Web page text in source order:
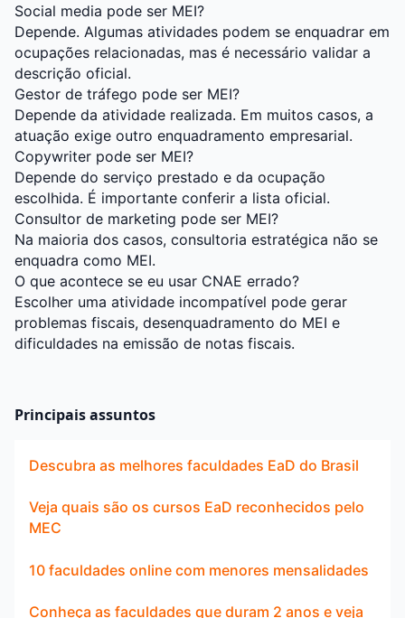
Social media pode ser MEI?
Depende. Algumas atividades podem se enquadrar em
ocupações relacionadas, mas é necessário validar a
descrição oficial.
Gestor de tráfego pode ser MEI?
Depende da atividade realizada. Em muitos casos, a
atuação exige outro enquadramento empresarial.
Copywriter pode ser MEI?
Depende do serviço prestado e da ocupação
escolhida. É importante conferir a lista oficial.
Consultor de marketing pode ser MEI?
Na maioria dos casos, consultoria estratégica não se
enquadra como MEI.
O que acontece se eu usar CNAE errado?
Escolher uma atividade incompatível pode gerar
problemas fiscais, desenquadramento do MEI e
dificuldades na emissão de notas fiscais.
Principais assuntos
Descubra as melhores faculdades EaD do Brasil
Veja quais são os cursos EaD reconhecidos pelo
MEC
10 faculdades online com menores mensalidades
Conheça as faculdades que duram 2 anos e veja